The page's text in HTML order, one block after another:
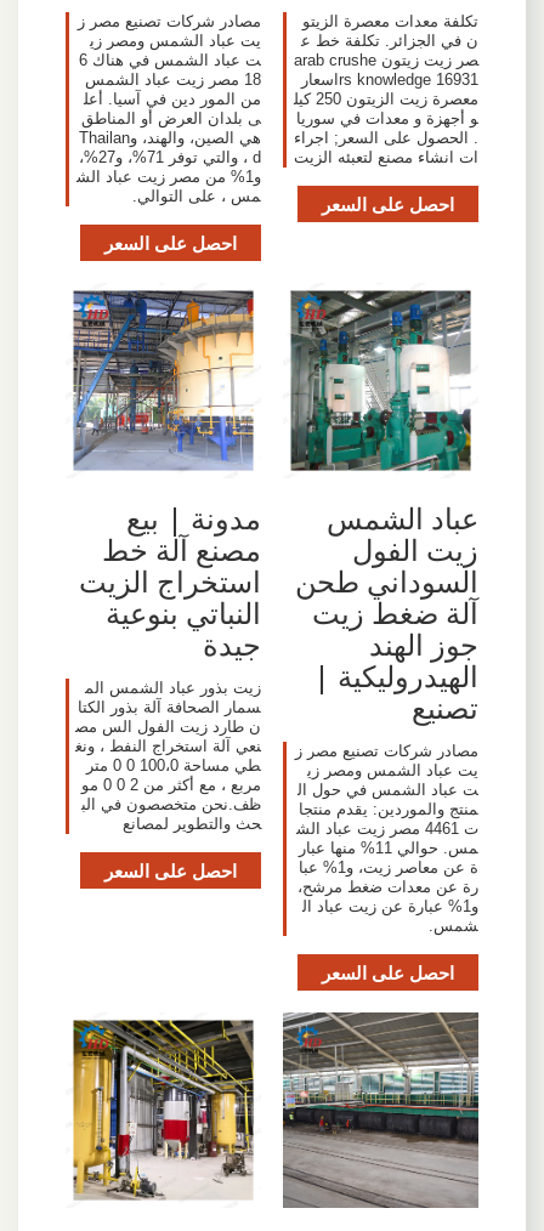
تكلفة معدات معصرة الزيتو
ن في الجزائر. تكلفة خط ع
صر زيت زيتون arab crushe
rs knowledge 16931اسعار
معصرة زيت الزيتون 250 كيل
و أجهزة و معدات في سوريا
. الحصول على السعر; اجراء
ات انشاء مصنع لتعبئه الزيت
احصل على السعر
مصادر شركات تصنيع مصر ز
يت عباد الشمس ومصر زي
ت عباد الشمس في هناك 6
18 مصر زيت عباد الشمس
من المور دين في آسيا. أعل
ى بلدان العرض أو المناطق
هي الصين، والهند، وThailan
d ، والتي توفر 71%، و27%،
و1% من مصر زيت عباد الش
مس ، على التوالي.
احصل على السعر
عباد الشمس
زيت الفول
السوداني طحن
آلة ضغط زيت
جوز الهند
الهيدروليكية |
تصنيع
مصادر شركات تصنيع مصر ز
يت عباد الشمس ومصر زي
ت عباد الشمس في حول ال
منتج والموردين: يقدم منتجا
ت 4461 مصر زيت عباد الش
مس. حوالي 11% منها عبار
ة عن معاصر زيت، و1% عبا
رة عن معدات ضغط مرشح،
و1% عبارة عن زيت عباد ال
شمس.
احصل على السعر
مدونة | بيع
مصنع آلة خط
استخراج الزيت
النباتي بنوعية
جيدة
زيت بذور عباد الشمس الم
سمار الصحافة آلة بذور الكتا
ن طارد زيت الفول الس مص
نعي آلة استخراج النفط ، ونغ
طي مساحة 100،0 0 0 متر
مربع ، مع أكثر من 2 0 0 مو
ظف.نحن متخصصون في الب
حث والتطوير لمصانع
احصل على السعر